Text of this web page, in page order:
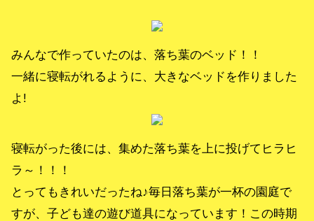
みんなで作っていたのは、落ち葉のベッド！！
一緒に寝転がれるように、大きなベッドを作りました
よ!
寝転がった後には、集めた落ち葉を上に投げてヒラヒ
ラ～！！！
とってもきれいだったね♪毎日落ち葉が一杯の園庭で
すが、子ども達の遊び道具になっています！この時期